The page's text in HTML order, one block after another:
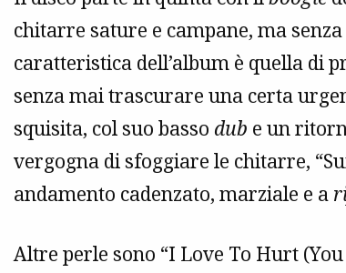
chitarre sature e campane, ma
caratteristica dell’album è quella di
senza mai trascurare una certa
squisita, col suo basso dub e un
vergogna di sfoggiare le chitarre,
andamento cadenzato, marziale e a
Altre perle sono “I Love To Hurt